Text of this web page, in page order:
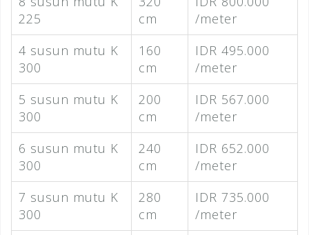
225
cm
/meter
4 susun mutu K
300
160
cm
IDR 495.000
/meter
5 susun mutu K
300
200
cm
IDR 567.000
/meter
6 susun mutu K
300
240
cm
IDR 652.000
/meter
7 susun mutu K
300
280
cm
IDR 735.000
/meter